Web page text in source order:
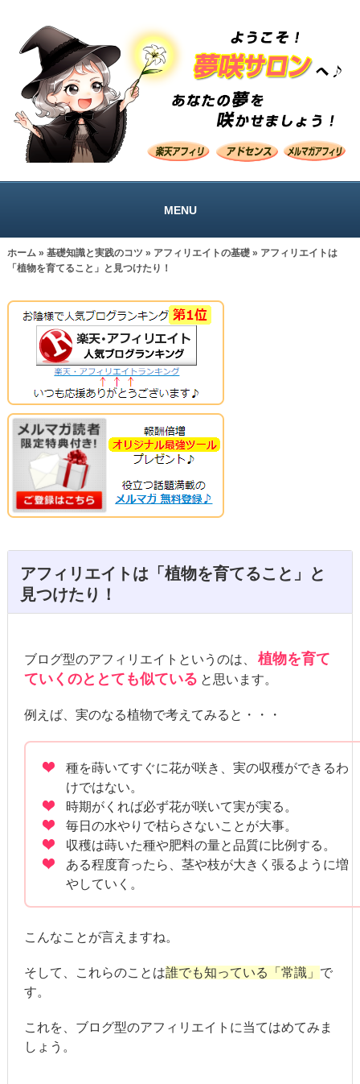
MENU
ホーム» 基礎知識と実践のコツ » アフィリエイトの基礎» アフィリエイトは
「植物を育てること」と見つけたり！
アフィリエイトは「植物を育てること」と
見つけたり！
ブログ型のアフィリエイトというのは、
植物を育て
ていくのととても似ている と思います。
例えば、実のなる植物で考えてみると・・・
種を蒔いてすぐに花が咲き、実の収穫ができるわ
けではない。
時期がくれば必ず花が咲いて実が実る。
毎日の水やりで枯らさないことが大事。
収穫は蒔いた種や肥料の量と品質に比例する。
ある程度育ったら、茎や枝が大きく張るように増
やしていく。
こんなことが言えますね。
そして、これらのことは誰でも知っている「常識」 で
す。
これを、ブログ型のアフィリエイトに当てはめてみま
しょう。